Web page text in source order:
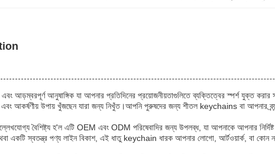
এবং আড়ম্বরপূর্ণ আনুষাঙ্গিক যা আপনার প্রতিদিনের প্রয়োজনীয়তাগুলিতে ব্যক্তিত্বের স্পর্শ যুক্ত
আকর্ষণীয় উপায় খুঁজছেন যারা জন্য নিখুঁত।আপনি পুরুষদের জন্য শীতল keychains বা আপনার
বৈশিষ্ট্য হ'ল এটি OEM এবং ODM পরিষেবাদির জন্য উপলব্ধ, যা আপনাকে আপনার
একটি স্বতন্ত্র পণ্য লাইন বিকাশ, এই ধাতু keychain ধারক আপনার লোগো, আর্টওয়ার্ক, বা কোন